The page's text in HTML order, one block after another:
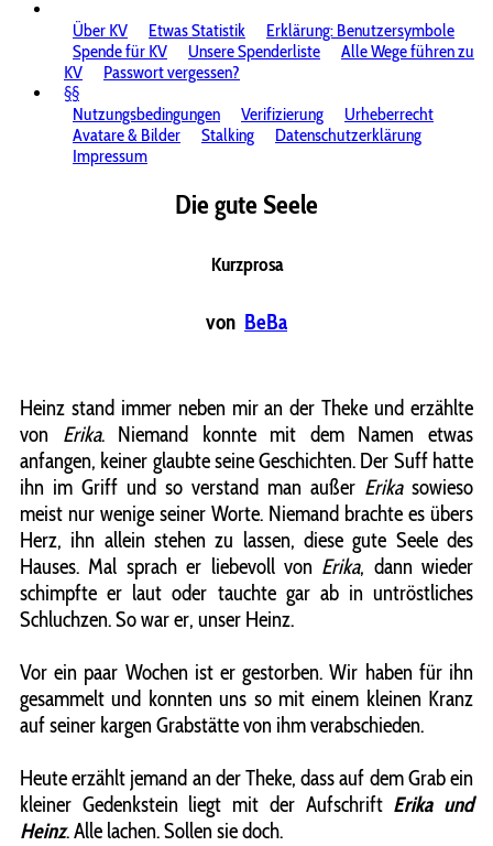
Über KV
Etwas Statistik
Erklärung: Benutzersymbole
Spende für KV
Unsere Spenderliste
Alle Wege führen zu
KV
Passwort vergessen?
§§
Nutzungsbedingungen
Verifizierung
Urheberrecht
Avatare & Bilder
Stalking
Datenschutzerklärung
Impressum
Die gute Seele
Kurzprosa
von BeBa
Heinz stand immer neben mir an der Theke und erzählte
von Erika. Niemand konnte mit dem Namen etwas
anfangen, keiner glaubte seine Geschichten. Der Suff hatte
ihn im Griff und so verstand man außer Erikasowieso
meist nur wenige seiner Worte. Niemand brachte es übers
Herz, ihn allein stehen zu lassen, diese gute Seele des
Hauses. Mal sprach er liebevoll von Erika, dann wieder
schimpfte er laut oder tauchte gar ab in untröstliches
Schluchzen. So war er, unser Heinz.
Vor ein paar Wochen ist er gestorben. Wir haben für ihn
gesammelt und konnten uns so mit einem kleinen Kranz
auf seiner kargen Grabstätte von ihm verabschieden.
Heute erzählt jemand an der Theke, dass auf dem Grab ein
kleiner Gedenkstein liegt mit der Aufschrift Erika und
Heinz. Alle lachen. Sollen sie doch.